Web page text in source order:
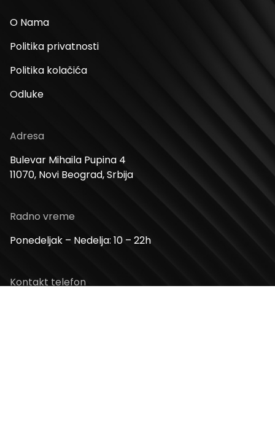
O Nama
Politika privatnosti
Politika kolačića
Odluke
Adresa
Bulevar Mihaila Pupina 4
11070, Novi Beograd, Srbija
Radno vreme
Ponedeljak – Nedelja: 10 – 22h
Kontakt telefon